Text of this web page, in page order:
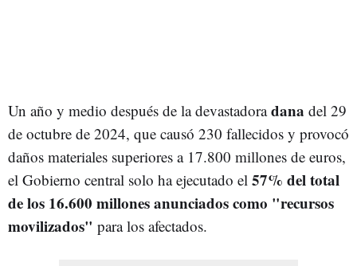
Un año y medio después de la devastadoradana del 29
de octubre de 2024, que causó 230 fallecidos y provocó
daños materiales superiores a 17.800 millones de euros,
el Gobierno central solo ha ejecutado el 57% del total
de los 16.600 millones anunciados como "recursos
movilizados" para los afectados.